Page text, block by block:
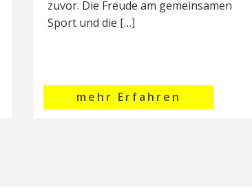
zuvor. Die Freude am gemeinsamen
Sport und die […]
mehr Erfahren